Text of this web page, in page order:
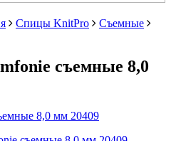
Спицы KnitPro
Съемные
съемные 8,0